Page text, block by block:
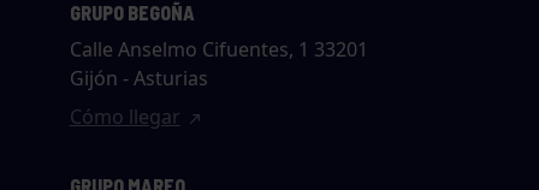
GRUPO BEGOÑA
Calle Anselmo Cifuentes, 1 33201
Gijón - Asturias
Cómo llegar